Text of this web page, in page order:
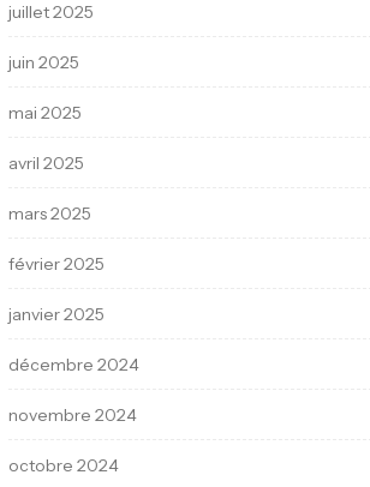
juillet 2025
juin 2025
mai 2025
avril 2025
mars 2025
février 2025
janvier 2025
décembre 2024
novembre 2024
octobre 2024